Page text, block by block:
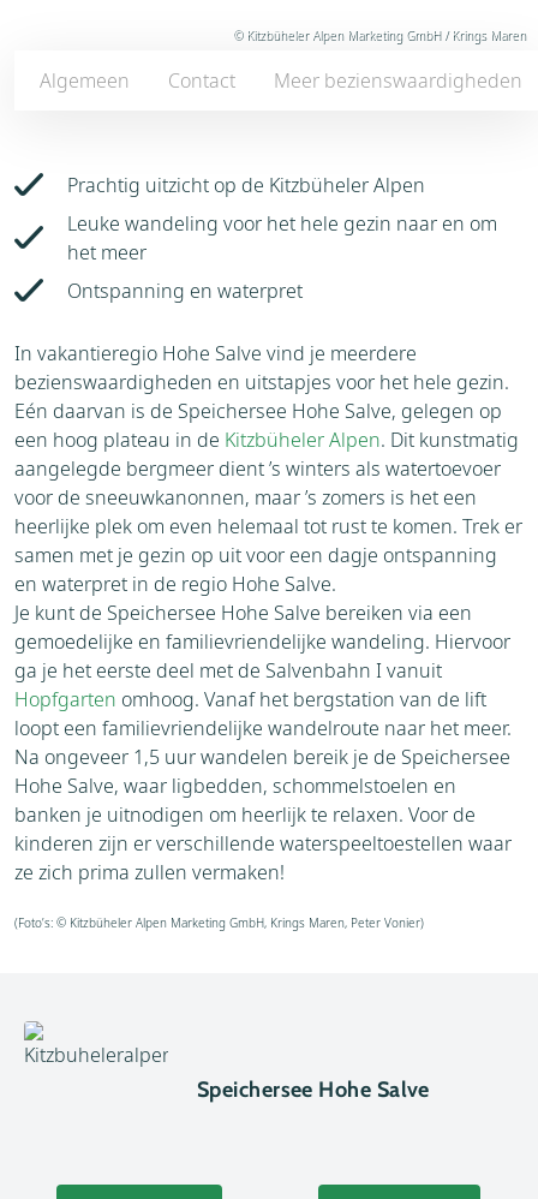
Algemeen Contact Meer bezienswaardigheden
© Kitzbüheler Alpen Marketing GmbH / Krings Maren
Prachtig uitzicht op de Kitzbüheler Alpen
Leuke wandeling voor het hele gezin naar en om
het meer
Ontspanning en waterpret
In vakantieregio Hohe Salve vind je meerdere
bezienswaardigheden en uitstapjes voor het hele gezin.
Eén daarvan is de Speichersee Hohe Salve, gelegen op
een hoog plateau in de Kitzbüheler Alpen. Dit kunstmatig
aangelegde bergmeer dient ’s winters als watertoevoer
voor de sneeuwkanonnen, maar ’s zomers is het een
heerlijke plek om even helemaal tot rust te komen. Trek er
samen met je gezin op uit voor een dagje ontspanning
en waterpret in de regio Hohe Salve.
Je kunt de Speichersee Hohe Salve bereiken via een
gemoedelijke en familievriendelijke wandeling. Hiervoor
ga je het eerste deel met de Salvenbahn I vanuit
Hopfgarten omhoog. Vanaf het bergstation van de lift
loopt een familievriendelijke wandelroute naar het meer.
Na ongeveer 1,5 uur wandelen bereik je de Speichersee
Hohe Salve, waar ligbedden, schommelstoelen en
banken je uitnodigen om heerlijk te relaxen. Voor de
kinderen zijn er verschillende waterspeeltoestellen waar
ze zich prima zullen vermaken!
(Foto’s: © Kitzbüheler Alpen Marketing GmbH, Krings Maren, Peter Vonier)
Speichersee Hohe Salve